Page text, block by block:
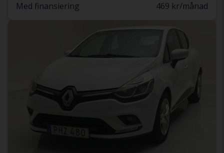
Med finansiering 469 kr/månad